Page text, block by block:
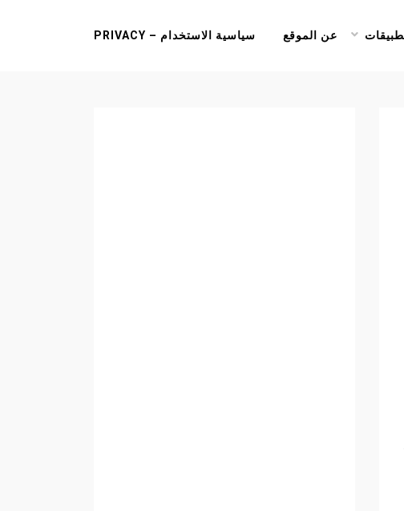
عن الموقع سياسية الاستخدام – PRIVACY